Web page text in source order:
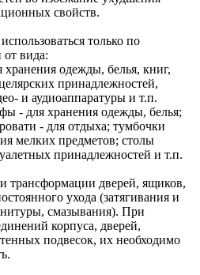
свойств.
только по
от вида:
одежды, белья, книг,
принадлежностей,
и аудиоаппаратуры и т.п.
- для хранения одежды, белья;
- для отдыха; тумбочки
мелких предметов; столы
принадлежностей и т.п.
трансформации дверей, ящиков,
ухода (затягивания и
смазывания). При
корпуса, дверей,
подвесок, их необходимо